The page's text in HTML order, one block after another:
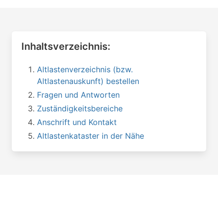
Inhaltsverzeichnis:
Altlastenverzeichnis (bzw.
Altlastenauskunft) bestellen
Fragen und Antworten
Zuständigkeitsbereiche
Anschrift und Kontakt
Altlastenkataster in der Nähe